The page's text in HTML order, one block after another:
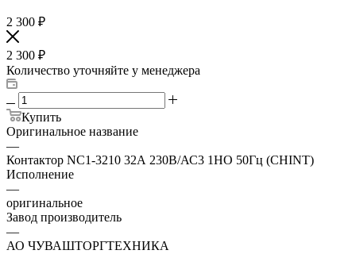
2 300 ₽
2 300 ₽
Количество уточняйте у менеджера
Купить
Оригинальное название
—
Контактор NC1-3210 32А 230В/АС3 1НО 50Гц (CHINT)
Исполнение
—
оригинальное
Завод производитель
—
АО ЧУВАШТОРГТЕХНИКА